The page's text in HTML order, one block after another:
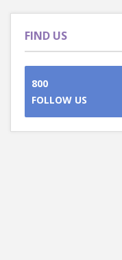
FIND US
800
FOLLOW US